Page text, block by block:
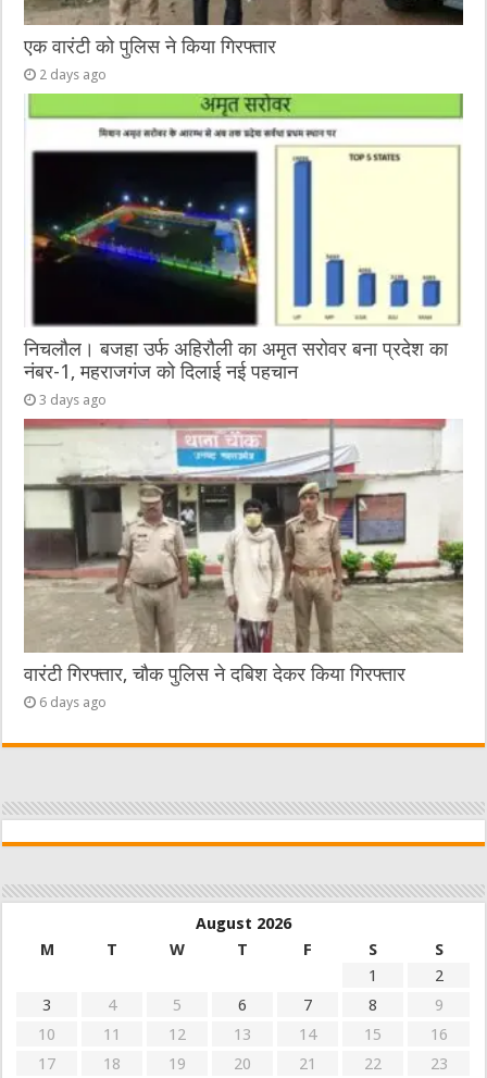
एक वारंटी को पुलिस ने किया गिरफ्तार
2 days ago
निचलौल। बजहा उर्फ अहिरौली का अमृत सरोवर बना प्रदेश का
नंबर-1, महराजगंज को दिलाई नई पहचान
3 days ago
वारंटी गिरफ्तार, चौक पुलिस ने दबिश देकर किया गिरफ्तार
6 days ago
August 2026
M
T W T F S
S
1
2
3
4 5 6 7 8
9
10
11 12 13 14 15
16
17
18 19 20 21 22
23